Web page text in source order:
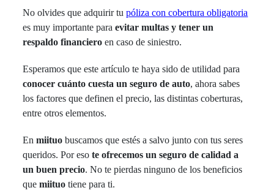
No olvides que adquirir tu póliza con cobertura obligatoria
es muy importante paraevitar multas y tener un
respaldo financieroen caso de siniestro.
Esperamos que este artículo te haya sido de utilidad para
conocer cuánto cuesta un seguro de auto, ahora sabes
los factores que definen el precio, las distintas coberturas,
entre otros elementos.
Enmiituobuscamos que estés a salvo junto con tus seres
queridos. Por esote ofrecemos un seguro de calidad a
un buen precio. No te pierdas ninguno de los beneficios
quemiituo tiene para ti.